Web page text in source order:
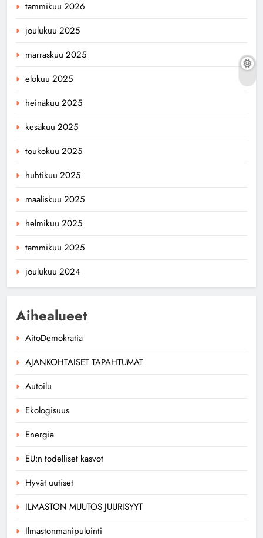
tammikuu 2026
joulukuu 2025
marraskuu 2025
elokuu 2025
heinäkuu 2025
kesäkuu 2025
toukokuu 2025
huhtikuu 2025
maaliskuu 2025
helmikuu 2025
tammikuu 2025
joulukuu 2024
Aihealueet
AitoDemokratia
AJANKOHTAISET TAPAHTUMAT
Autoilu
Ekologisuus
Energia
EU:n todelliset kasvot
Hyvät uutiset
ILMASTON MUUTOS JUURISYYT
Ilmastonmanipulointi